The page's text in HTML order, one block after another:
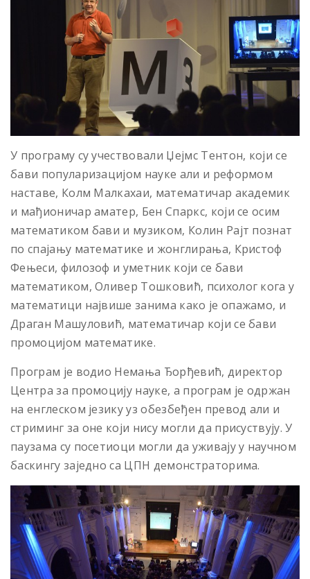
У програму су учествовали Џејмс Тентон, који се
бави популаризацијом науке али и реформом
наставе, Колм Малкахаи, математичар академик
и мађионичар аматер, Бен Спаркс, који се осим
математиком бави и музиком, Колин Рајт познат
по спајању математике и жонглирања, Кристоф
Фењеси, филозоф и уметник који се бави
математиком, Оливер Тошковић, психолог кога у
математици највише занима како је опажамо, и
Драган Машуловић, математичар који се бави
промоцијом математике.
Програм је водио Немања Ђорђевић, директор
Центра за промоцију науке, а програм је одржан
на енглеском језику уз обезбеђен превод али и
стриминг за оне који нису могли да присуствују. У
паузама су посетиоци могли да уживају у научном
баскингу заједно са ЦПН демонстраторима.